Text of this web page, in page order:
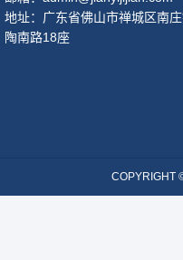
地址：广东省佛山市禅城区南
陶南路18座
COPYRIGHT